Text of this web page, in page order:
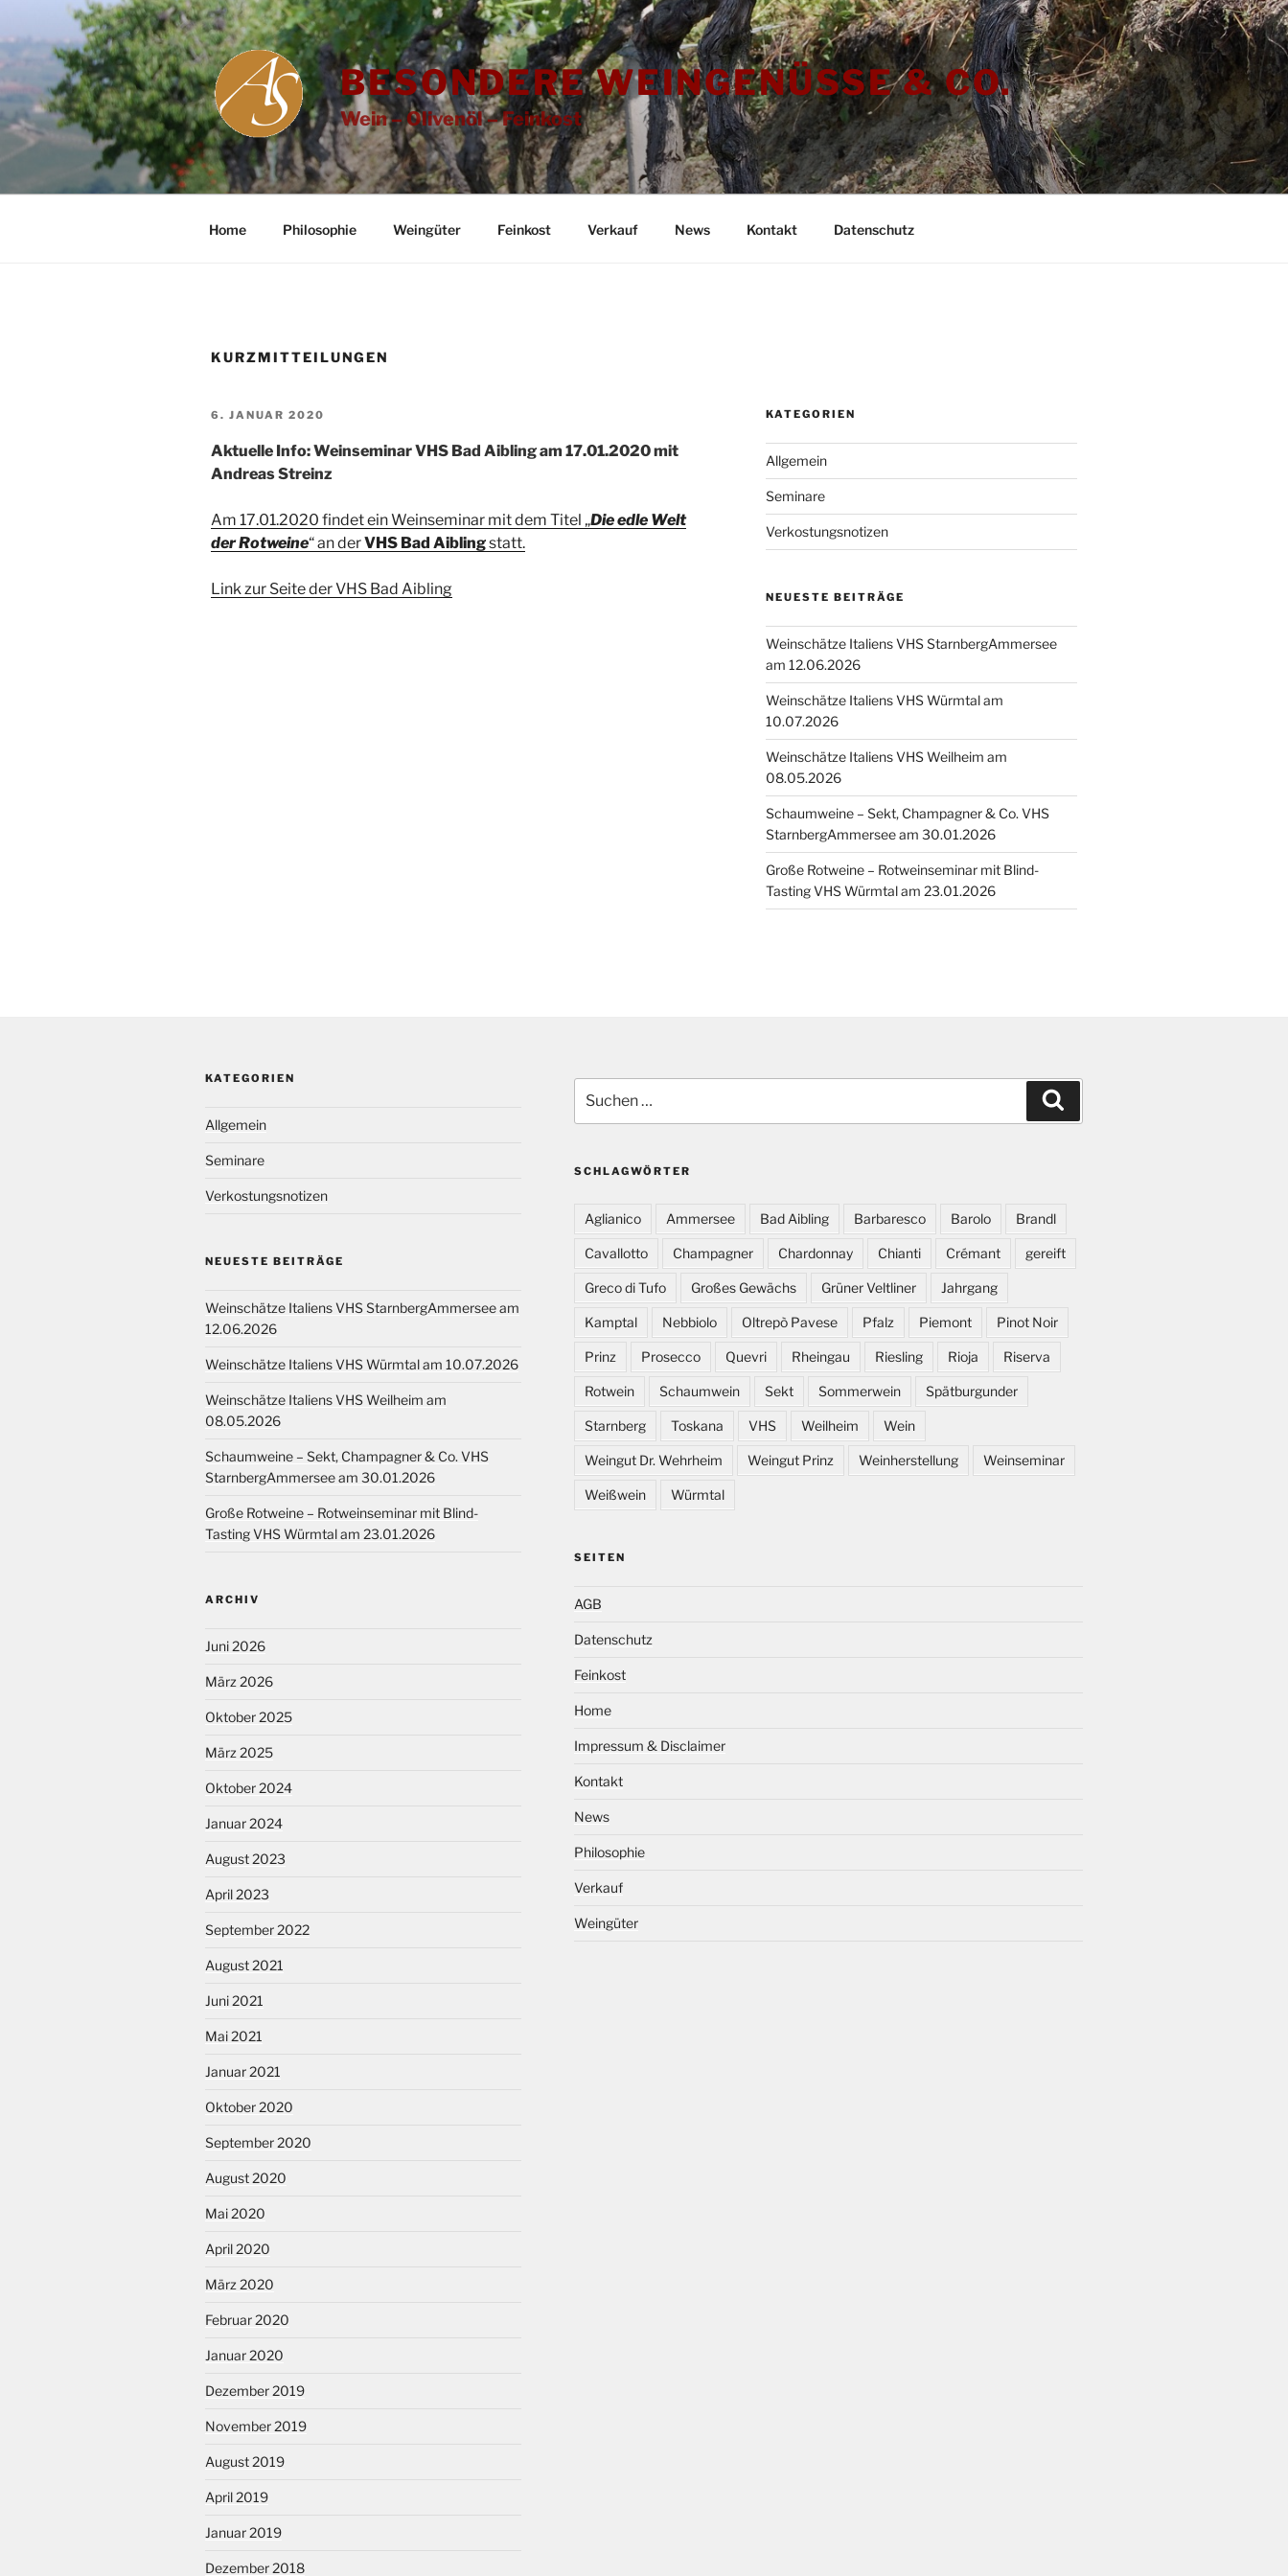
springen
BESONDERE WEINGENÜSSE & CO.
Wein – Olivenöl – Feinkost
Home Philosophie Weingüter Feinkost Verkauf News Kontakt Datenschutz
KURZMITTEILUNGEN
VERÖFFENTLICHT
6. JANUAR 2020
Aktuelle Info: Weinseminar VHS Bad Aibling am 17.01.2020 mit
Andreas Streinz
Am 17.01.2020 findet ein Weinseminar mit dem Titel „Die edle Welt
der Rotweine“ an derVHS Bad Aiblingstatt.
Link zur Seite der VHS Bad Aibling
KATEGORIEN
Allgemein
Seminare
Verkostungsnotizen
NEUESTE BEITRÄGE
Weinschätze Italiens VHS StarnbergAmmersee
am 12.06.2026
Weinschätze Italiens VHS Würmtal am
10.07.2026
Weinschätze Italiens VHS Weilheim am
08.05.2026
Schaumweine – Sekt, Champagner & Co. VHS
StarnbergAmmersee am 30.01.2026
Große Rotweine – Rotweinseminar mit Blind-
Tasting VHS Würmtal am 23.01.2026
KATEGORIEN
Allgemein
Seminare
Verkostungsnotizen
NEUESTE BEITRÄGE
Weinschätze Italiens VHS StarnbergAmmersee am
12.06.2026
Weinschätze Italiens VHS Würmtal am 10.07.2026
Weinschätze Italiens VHS Weilheim am
08.05.2026
Schaumweine – Sekt, Champagner & Co. VHS
StarnbergAmmersee am 30.01.2026
Große Rotweine – Rotweinseminar mit Blind-
Tasting VHS Würmtal am 23.01.2026
ARCHIV
Juni 2026
März 2026
Oktober 2025
März 2025
Oktober 2024
Januar 2024
August 2023
April 2023
September 2022
August 2021
Juni 2021
Mai 2021
Januar 2021
Oktober 2020
September 2020
August 2020
Mai 2020
April 2020
März 2020
Februar 2020
Januar 2020
Dezember 2019
November 2019
August 2019
April 2019
Januar 2019
Dezember 2018
nach:
SCHLAGWÖRTER
Aglianico Ammersee Bad Aibling Barbaresco Barolo Brandl
Cavallotto Champagner Chardonnay Chianti Crémant gereift
Greco di Tufo Großes Gewächs Grüner Veltliner Jahrgang
Kamptal Nebbiolo Oltrepò Pavese Pfalz Piemont Pinot Noir
Prinz Prosecco Quevri Rheingau Riesling Rioja Riserva
Rotwein Schaumwein Sekt Sommerwein Spätburgunder
Starnberg Toskana VHS Weilheim Wein
Weingut Dr. Wehrheim Weingut Prinz Weinherstellung Weinseminar
Weißwein Würmtal
SEITEN
AGB
Datenschutz
Feinkost
Home
Impressum & Disclaimer
Kontakt
News
Philosophie
Verkauf
Weingüter